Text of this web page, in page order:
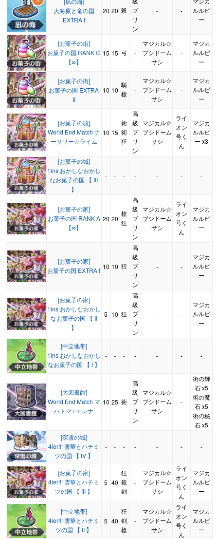
大海原と竜の国
EXTRA I
20 20 殺
プ
リ
ン
- -
ルルビ
ー
[お菓子の街]
お菓子の国 RANK C
【∞】
15 15 弓 -
マジカル☆
ブシドーム
サシ
-
マジカ
ルルビ
ー
[お菓子の街]
お菓子の国 EXTRA
II
10 10
騎
槍
-
マジカル☆
ブシドーム
サシ
-
マジカ
ルルビ
ー
[お菓子の城]
World End Match ナ
ーサリー☆ライム
10 15
術
術
狂
高
級
プ
リ
ン
マジカル☆
ブシドーム
サシ
ライ
オン
号く
ん
マジカ
ルルビ
ー x3
[お菓子の城]
1ins おかしなおかし
なお菓子の国 【 III
】
- - - - - - -
[お菓子の家]
お菓子の国 RANK A
【∞】
20 20
槍
狂
高
級
プ
リ
ン
マジカル☆
ブシドーム
サシ
ライ
オン
号く
ん
マジカ
ルルビ
ー
[お菓子の家]
お菓子の国 EXTRA I 10 10 狂
高
級
プ
リ
ン
- -
マジカ
ルルビ
ー
[お菓子の家]
1ins おかしなおかし
なお菓子の国 【 II
】
5 10 狂
高
級
プ
リ
ン
- -
マジカ
ルルビ
ー
[中立地帯]
1ins おかしなおかし
なお菓子の国 【 I 】
- - - - - - -
[大図書館]
World End Match マ
ハトマ♀エレナ
10 25 術
高
級
プ
リ
ン
マジカル☆
ブシドーム
サシ
-
術の輝
石 x5
術の魔
石 x5
術の秘
石 x5
[深雪の城]
4ier!!! 雪華とハチミ
ツの国 【 IV 】
- - - - - - -
[お菓子の家]
4ier!!! 雪華とハチミ
ツの国 【 III 】
5 40
狂
殺
剣
-
マジカル☆
ブシドーム
サシ
ライ
オン
号く
ん
マジカ
ルルビ
ー
[中立地帯]
4ier!!! 雪華とハチミ
ツの国 【 II 】
5 40
狂
剣
槍
-
マジカル☆
ブシドーム
サシ
ライ
オン
号く
ん
マジカ
ルルビ
ー